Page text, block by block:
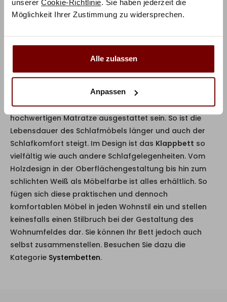
unserer Cookie-Richtlinie. Sie haben jederzeit die
Möglichkeit Ihrer Zustimmung zu widersprechen.
Alle zulassen
Anpassen
ein komfortables Schlafzimmer mit bequemem Bett
verwandeln.Klappbettenmüssen übrigens keine
der Anschaffung aber die Unterscheidung zwischen
Gelegenheitsschlafplatz treffen. Betten zum Klappen,
die regelmäßig zum Einsatz kommen, sollten mit einer
hochwertigen Federung und einer ebenso qualitativ
hochwertigen Matratze ausgestattet sein. So ist die
Lebensdauer des Schlafmöbels länger und auch der
Schlafkomfort steigt. Im Design ist das Klappbett so
vielfältig wie auch andere Schlafgelegenheiten. Vom
Holzdesign in der Oberflächengestaltung bis hin zum
schlichten Weiß als Möbelfarbe ist alles erhältlich. So
fügen sich diese praktischen und dennoch
komfortablen Möbel in jeden Wohnstil ein und stellen
keinesfalls einen Stilbruch bei der Gestaltung des
Wohnumfeldes dar. Sie können Ihr Bett jedoch auch
selbst zusammenstellen. Besuchen Sie dazu die
Kategorie Systembetten.